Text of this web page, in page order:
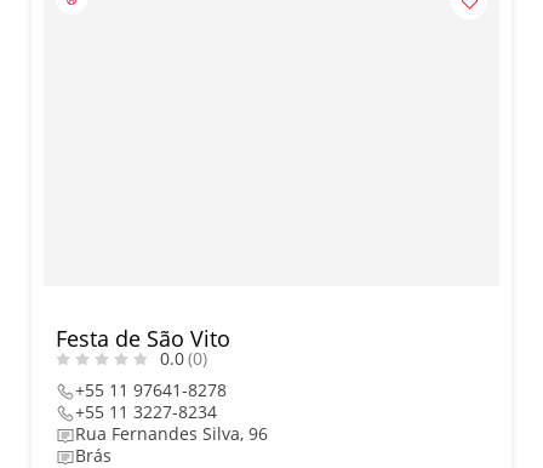
Festa de São Vito
0.0(0)
+55 11 97641-8278
+55 11 3227-8234
Rua Fernandes Silva, 96
Brás